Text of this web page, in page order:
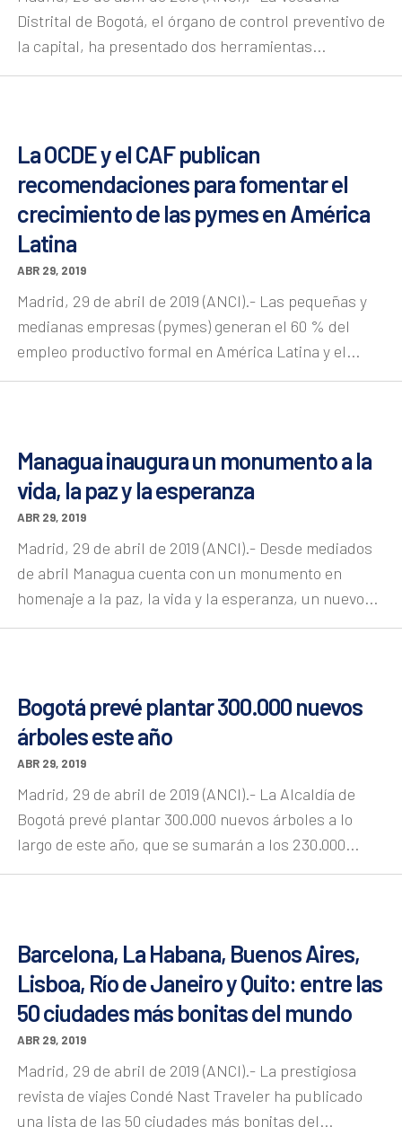
Distrital de Bogotá, el órgano de control preventivo de
la capital, ha presentado dos herramientas...
La OCDE y el CAF publican
recomendaciones para fomentar el
crecimiento de las pymes en América
Latina
ABR 29, 2019
Madrid, 29 de abril de 2019 (ANCI).- Las pequeñas y
medianas empresas (pymes) generan el 60 % del
empleo productivo formal en América Latina y el...
Managua inaugura un monumento a la
vida, la paz y la esperanza
ABR 29, 2019
Madrid, 29 de abril de 2019 (ANCI).- Desde mediados
de abril Managua cuenta con un monumento en
homenaje a la paz, la vida y la esperanza, un nuevo...
Bogotá prevé plantar 300.000 nuevos
árboles este año
ABR 29, 2019
Madrid, 29 de abril de 2019 (ANCI).- La Alcaldía de
Bogotá prevé plantar 300.000 nuevos árboles a lo
largo de este año, que se sumarán a los 230.000...
Barcelona, La Habana, Buenos Aires,
Lisboa, Río de Janeiro y Quito: entre las
50 ciudades más bonitas del mundo
ABR 29, 2019
Madrid, 29 de abril de 2019 (ANCI).- La prestigiosa
revista de viajes Condé Nast Traveler ha publicado
una lista de las 50 ciudades más bonitas del...